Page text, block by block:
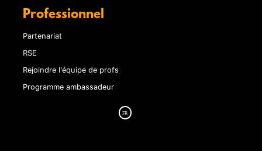
Professionnel
Partenariat
RSE
Rejoindre l'équipe de profs
Programme ambassadeur